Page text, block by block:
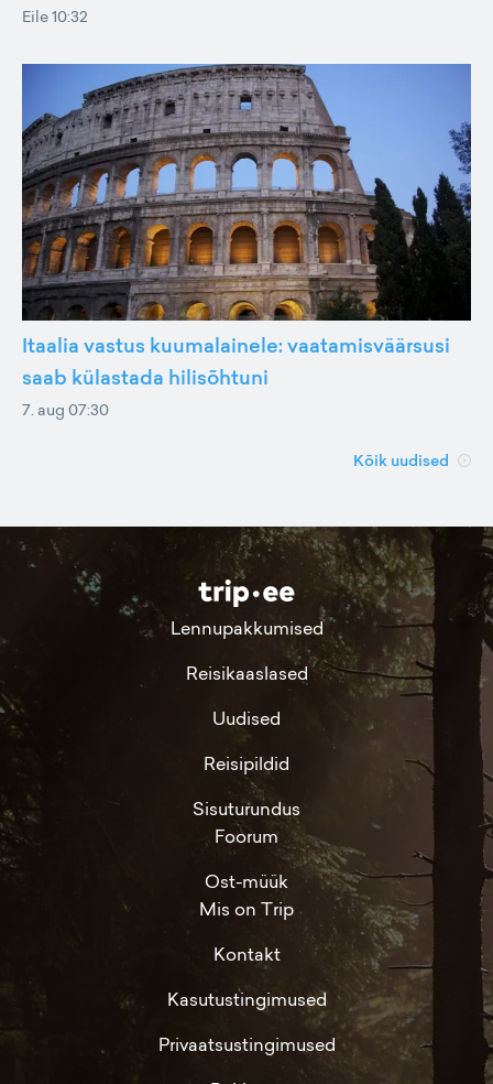
Eile 10:32
Itaalia vastus kuumalainele: vaatamisväärsusi
saab külastada hilisõhtuni
7. aug 07:30
Kõik uudised
Lennupakkumised
Reisikaaslased
Uudised
Reisipildid
Sisuturundus
Foorum
Ost-müük
Mis on Trip
Kontakt
Kasutustingimused
Privaatsustingimused